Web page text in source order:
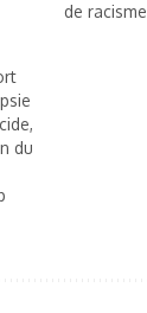
de racisme
du